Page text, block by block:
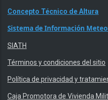
Concepto Técnico de Altura
Sistema de Información
SIATH
Términos y condiciones del sitio
Política de privacidad y
Caja Promotora de Vivienda